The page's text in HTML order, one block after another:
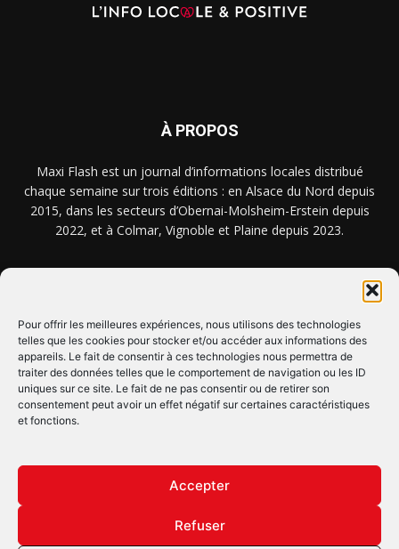
Pour offrir les meilleures expériences, nous utilisons des technologies
telles que les cookies pour stocker et/ou accéder aux informations des
appareils. Le fait de consentir à ces technologies nous permettra de
traiter des données telles que le comportement de navigation ou les ID
uniques sur ce site. Le fait de ne pas consentir ou de retirer son
consentement peut avoir un effet négatif sur certaines caractéristiques
et fonctions.
Accepter
Refuser
À PROPOS
Maxi Flash est un journal d’informations locales distribué
chaque semaine sur trois éditions : en Alsace du Nord depuis
2015, dans les secteurs d’Obernai-Molsheim-Erstein depuis
2022, et à Colmar, Vignoble et Plaine depuis 2023.
CLIQUEZ ICI !
SUIVEZ-NOUS !
© Copyright © 2022 Maxi Flash